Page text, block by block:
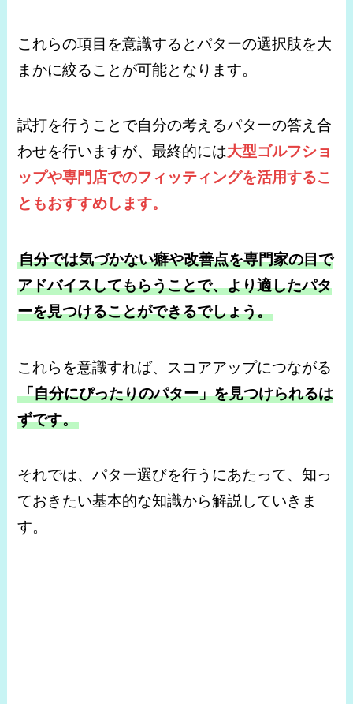
これらの項目を意識するとパターの選択肢を大
まかに絞ることが可能となります。
試打を行うことで自分の考えるパターの答え合
わせを行いますが、最終的には大型ゴルフショ
ップや専門店でのフィッティングを活用するこ
ともおすすめします。
自分では気づかない癖や改善点を専門家の目で
アドバイスしてもらうことで、より適したパタ
ーを見つけることができるでしょう。
これらを意識すれば、スコアアップにつながる
「自分にぴったりのパター」を見つけられるは
ずです。
それでは、パター選びを行うにあたって、知っ
ておきたい基本的な知識から解説していきま
す。